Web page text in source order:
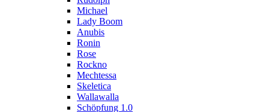
Michael
Lady Boom
Anubis
Ronin
Rose
Rockno
Mechtessa
Skeletica
Wallawalla
Schöpfung 1.0